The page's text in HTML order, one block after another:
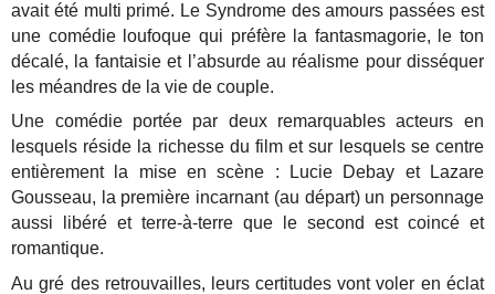
avait été multi primé. Le Syndrome des amours passées est
une comédie loufoque qui préfère la fantasmagorie, le ton
décalé, la fantaisie et l’absurde au réalisme pour disséquer
les méandres de la vie de couple.
Une comédie portée par deux remarquables acteurs en
lesquels réside la richesse du film et sur lesquels se centre
entièrement la mise en scène : Lucie Debay et Lazare
Gousseau, la première incarnant (au départ) un personnage
aussi libéré et terre-à-terre que le second est coincé et
romantique.
Au gré des retrouvailles, leurs certitudes vont voler en éclat